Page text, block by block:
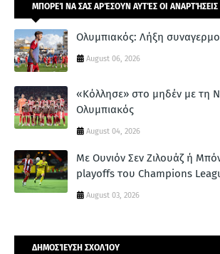
ΜΠΟΡΕΊ ΝΑ ΣΑΣ ΑΡΈΣΟΥΝ ΑΥΤΈΣ ΟΙ ΑΝΑΡΤΉΣΕΙΣ
Ολυμπιακός: Λήξη
August 06, 2026
«Κόλλησε» στο μηδέν με τη
Ολυμπιακός
August 04, 2026
Με Ουνιόν Σεν Ζιλουάζ ή
playoffs του Champions
August 03, 2026
ΔΗΜΟΣΊΕΥΣΗ ΣΧΟΛΊΟΥ